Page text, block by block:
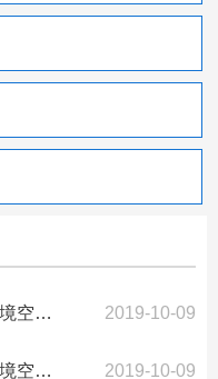
攀枝花市2019年10月5日城区环境空气质量AQI指数 2019-10-09
攀枝花市2019年10月4日城区环境空气质量AQI指数 2019-10-09